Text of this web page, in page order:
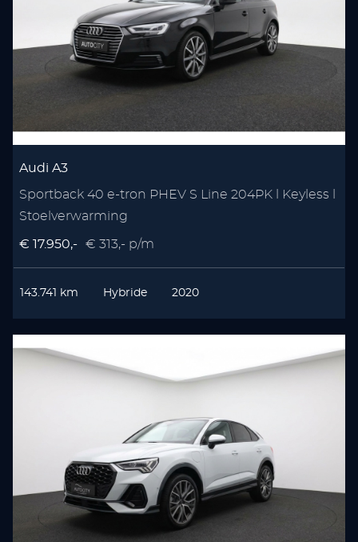
Audi A3
Sportback 40 e-tron PHEV S Line 204PK l Keyless l
Stoelverwarming
€ 17.950,- € 313,- p/m
143.741 km Hybride 2020